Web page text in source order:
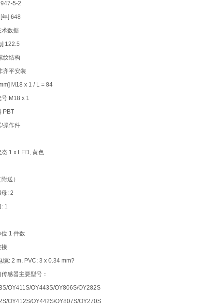
5-2
年] 648
术数据
122.5
纹结构
齐平安装
M18 x 1 / L = 84
M18 x 1
PBT
/操作件
态 1 x LED, 黄色
送）
母: 2
1
位 1 件数
接
缆: 2 m, PVC; 3 x 0.34 mm?
感器主要型号：
OY411S/OY443S/OY806S/OY282S
OY412S/OY442S/OY807S/OY270S